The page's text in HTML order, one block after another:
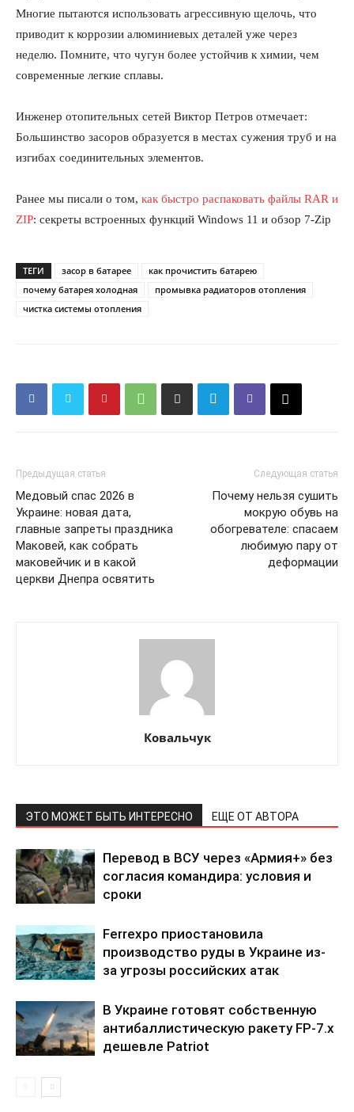
О нас
Отказ от ответственности
Многие пытаются использовать агрессивную щелочь, что
приводит к коррозии алюминиевых деталей уже через
неделю. Помните, что чугун более устойчив к химии, чем
современные легкие сплавы.
Инженер отопительных сетей Виктор Петров отмечает:
Большинство засоров образуется в местах сужения труб и на
изгибах соединительных элементов.
Ранее мы писали о том, как быстро распаковать файлы RAR и
ZIP: секреты встроенных функций Windows 11 и обзор 7-Zip
ТЕГИ засор в батарее
как прочистить батарею
почему батарея холодная
промывка радиаторов отопления
чистка системы отопления
Предыдущая статья
Медовый спас 2026 в
Украине: новая дата,
главные запреты праздника
Маковей, как собрать
маковейчик и в какой
церкви Днепра освятить
Следующая статья
Почему нельзя сушить
мокрую обувь на
обогревателе: спасаем
любимую пару от
деформации
Ковальчук
ЭТО МОЖЕТ БЫТЬ ИНТЕРЕСНО ЕЩЕ ОТ АВТОРА
Перевод в ВСУ через «Армия+» без
согласия командира: условия и
сроки
Ferrexpo приостановила
производство руды в Украине из-
за угрозы российских атак
В Украине готовят собственную
антибаллистическую ракету FP-7.x
дешевле Patriot